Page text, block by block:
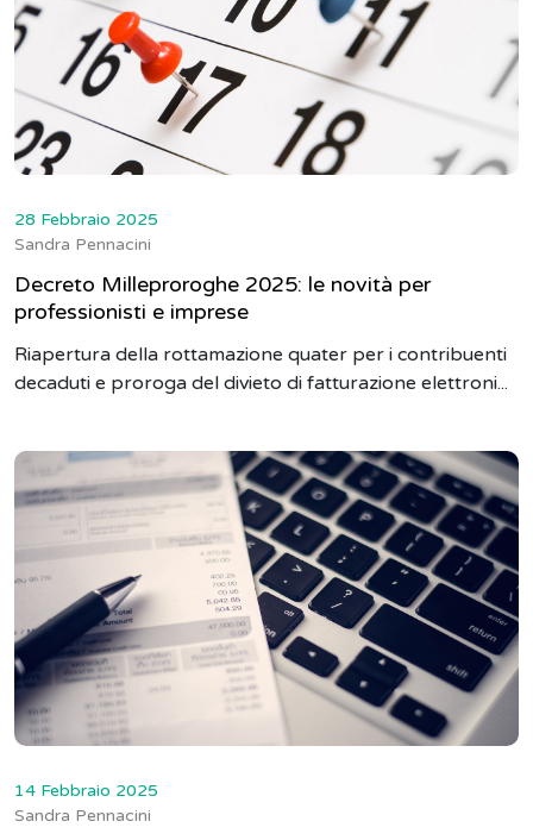
28 Febbraio 2025
Sandra Pennacini
Decreto Milleproroghe 2025: le novità per
professionisti e imprese
Riapertura della rottamazione quater per i contribuenti
decaduti e proroga del divieto di fatturazione elettroni...
14 Febbraio 2025
Sandra Pennacini